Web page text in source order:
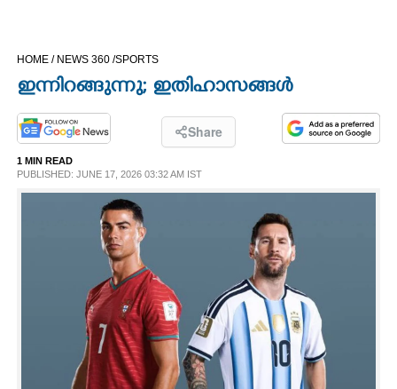
CINEMA
OPINION
PHOTOS
HOME / NEWS 360 /SPORTS
ഇന്നിറങ്ങുന്നു; ഇതിഹാസങ്ങൾ
Share
1 MIN READ
PUBLISHED: JUNE 17, 2026 03:32 AM IST